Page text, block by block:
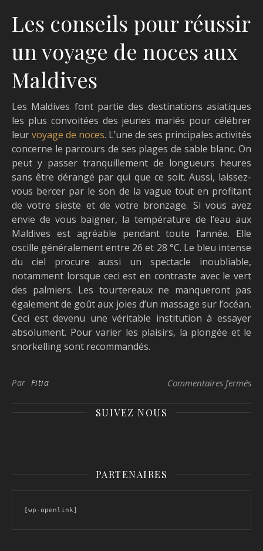
Les conseils pour réussir
un voyage de noces aux
Maldives
Les Maldives font partie des destinations asiatiques
les plus convoitées des jeunes mariés pour célébrer
leurvoyage de noces. L’une de ses principales activités
concerne le parcours de ses plages de sable blanc. On
peut y passer tranquillement de longueurs heures
sans être dérangé par qui que ce soit. Aussi, laissez-
vous bercer par le son de la vague tout en profitant
de votre sieste et de votre bronzage. Si vous avez
envie de vous baigner, la température de l’eau aux
Maldives est agréable pendant toute l’année. Elle
oscille généralement entre 26 et 28 °C. Le bleu intense
du ciel procure aussi un spectacle inoubliable,
notamment lorsque ceci est en contraste avec le vert
des palmiers. Les tourtereaux ne manqueront pas
également de goût aux joies d’un massage sur l’océan.
Ceci est devenu une véritable institution à essayer
absolument. Pour varier les plaisirs, la plongée et le
snorkelling sont recommandés.
Par Fitia Commentaires fermés
SUIVEZ NOUS
PARTENAIRES
[wp-openlink]